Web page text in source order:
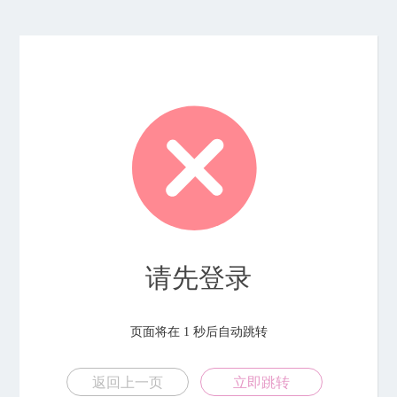
请先登录
页面将在 1 秒后自动跳转
返回上一页 立即跳转